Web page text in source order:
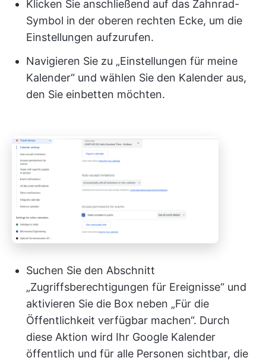
Klicken Sie anschließend auf das Zahnrad-
Symbol in der oberen rechten Ecke, um die
Einstellungen aufzurufen.
Navigieren Sie zu „Einstellungen für meine
Kalender“ und wählen Sie den Kalender aus,
den Sie einbetten möchten.
Suchen Sie den Abschnitt
„Zugriffsberechtigungen für Ereignisse“ und
aktivieren Sie die Box neben „Für die
Öffentlichkeit verfügbar machen“. Durch
diese Aktion wird Ihr Google Kalender
öffentlich und für alle Personen sichtbar, die